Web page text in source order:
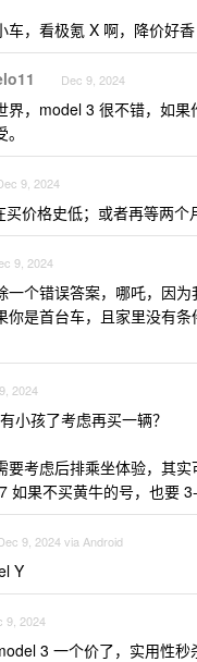
车，看极氪 X 啊，降价好香
Dec 9, 2024
界，model 3 很不错，如
9, 2024
价格史低；或者再等两个
9, 2024
一个错误答案，哪吒，因
你是首台车，且家里没有
2024
小孩了考虑再买一辆？
要考虑后排乘坐体验，其
如果不买黄牛的号，也要
9, 2024 via Android
Y
9, 2024
3 一个价了，实用性